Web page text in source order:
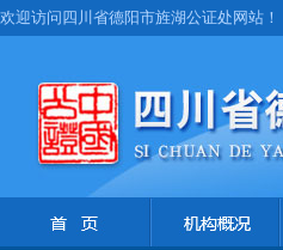
欢迎访问四川省德阳市旌湖公证处网站！